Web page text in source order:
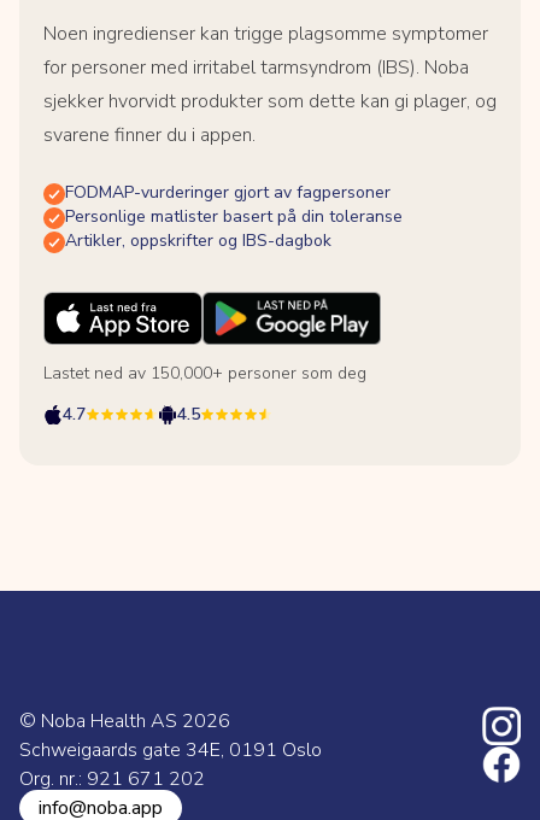
Noen ingredienser kan trigge plagsomme symptomer
for personer med irritabel tarmsyndrom (IBS). Noba
sjekker hvorvidt produkter som dette kan gi plager, og
svarene finner du i appen.
FODMAP-vurderinger gjort av fagpersoner
Personlige matlister basert på din toleranse
Artikler, oppskrifter og IBS-dagbok
Lastet ned av 150,000+ personer som deg
4.7
4.5
© Noba Health AS 2026
Schweigaards gate 34E, 0191 Oslo
Org. nr.: 921 671 202
info@noba.app